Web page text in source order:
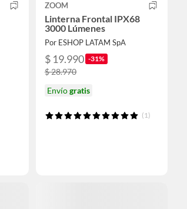
ZOOM
Linterna Frontal IPX68
3000 Lúmenes
Por ESHOP LATAM SpA
$ 19.990 -31%
$ 28.970
Envíogratis
(1)